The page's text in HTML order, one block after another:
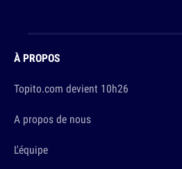
À PROPOS
Topito.com devient 10h26
A propos de nous
L'équipe